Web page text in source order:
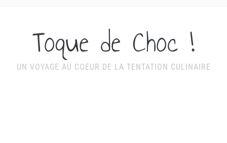
Toque de Choc !
UN VOYAGE AU COEUR DE LA TENTATION CULINAIRE